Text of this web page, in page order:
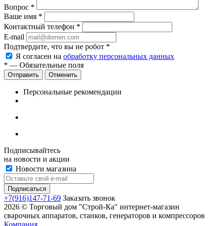
Вопрос *
Ваше имя *
Контактный телефон *
E-mail
Подтвердите, что вы не робот *
Я согласен на обработку персональных данных
* — Обязательные поля
Отменить
Персональные рекомендации
Подписывайтесь
на новости и акции
Новости магазина
+7(916)147-71-69 Заказать звонок
2026 © Торговый дом "Строй-Ка" интернет-магазин
сварочных аппаратов, станков, генераторов и компрессоров
Компания